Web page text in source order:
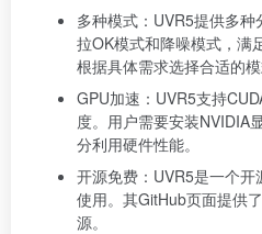
多种模式：UVR5提供多
拉OK模式和降噪模式，满
根据具体需求选择合适的模
GPU加速：UVR5支持
度。用户需要安装NVIDIA
分利用硬件性能。
开源免费：UVR5是一个
使用。其GitHub页面提供
源。